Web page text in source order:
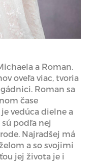
a Roman.
oveľa viac, tvoria
Roman sa
čase
vedúca dielne a
podľa nej
Najradšej má
a so svojimi
jej života je i